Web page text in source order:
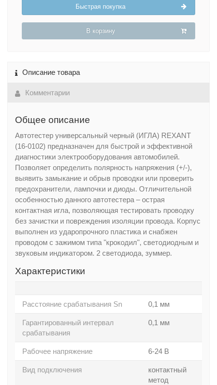
Быстрая покупка
В корзину
Описание товара
Комментарии
Общее описание
Автотестер универсальный черный (ИГЛА) REXANT
(16-0102) предназначен для быстрой и эффективной
диагностики электрооборудования автомобилей.
Позволяет определить полярность напряжения (+/-),
выявить замыкание и обрыв проводки или проверить
предохранители, лампочки и диоды. Отличительной
особенностью данного автотестера – острая
контактная игла, позволяющая тестировать проводку
без зачистки и повреждения изоляции провода. Корпус
выполнен из ударопрочного пластика и снабжен
проводом с зажимом типа "крокодил", светодиодным и
звуковым индикатором. 2 светодиода, зуммер.
Характеристики
Расстояние срабатывания Sn 0,1 мм
Гарантированный интервал
срабатывания
0,1 мм
Рабочее напряжение 6-24 В
Вид подключения
контактный
метод